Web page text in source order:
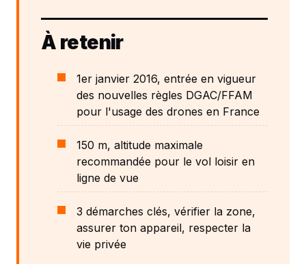
À retenir
1er janvier 2016, entrée en vigueur
des nouvelles règles DGAC/FFAM
pour l'usage des drones en France
150 m, altitude maximale
recommandée pour le vol loisir en
ligne de vue
3 démarches clés, vérifier la zone,
assurer ton appareil, respecter la
vie privée